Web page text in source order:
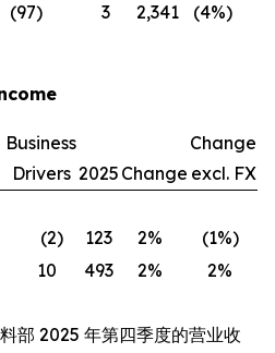
(97) 3 2,341 (4%)
Business
Drivers 2025 Change
Change
excl. FX
(2) 123 2% (1%)
10 493 2% 2%
部 2025 年第四季度的营业收